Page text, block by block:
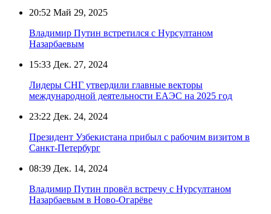
20:52 Май 29, 2025
Владимир Путин встретился с Нурсултаном
Назарбаевым
15:33 Дек. 27, 2024
Лидеры СНГ утвердили главные векторы
международной деятельности ЕАЭС на 2025 год
23:22 Дек. 24, 2024
Президент Узбекистана прибыл с рабочим визитом в
Санкт-Петербург
08:39 Дек. 14, 2024
Владимир Путин провёл встречу с Нурсултаном
Назарбаевым в Ново-Огарёве